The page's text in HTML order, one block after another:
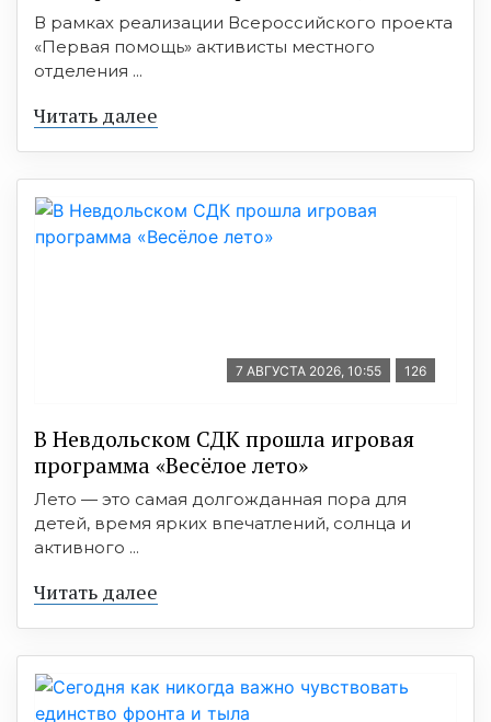
В рамках реализации Всероссийского проекта
«Первая помощь» активисты местного
отделения ...
Читать далее
7 АВГУСТА 2026, 10:55 126
В Невдольском СДК прошла игровая
программа «Весёлое лето»
Лето — это самая долгожданная пора для
детей, время ярких впечатлений, солнца и
активного ...
Читать далее